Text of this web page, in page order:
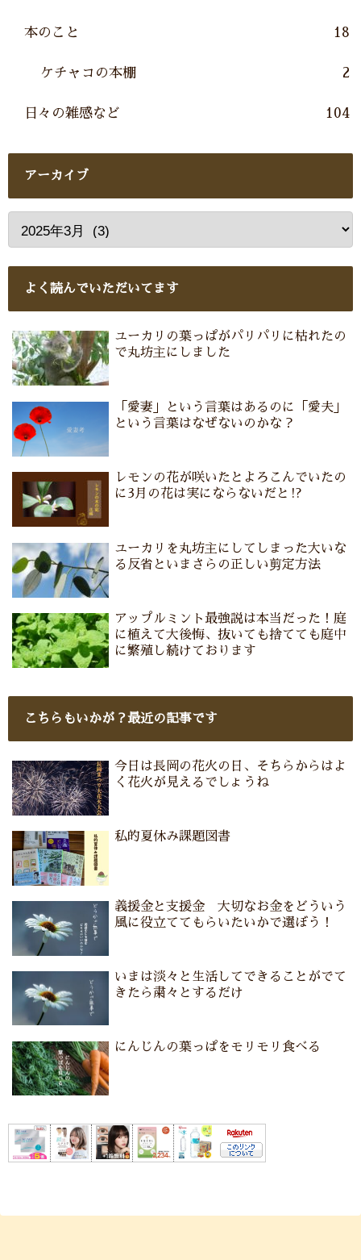
本のこと 18
ケチャコの本棚 2
日々の雑感など 104
アーカイブ
よく読んでいただいてます
ユーカリの葉っぱがパリパリに枯れたの
で丸坊主にしました
「愛妻」という言葉はあるのに「愛夫」
という言葉はなぜないのかな？
レモンの花が咲いたとよろこんでいたの
に3月の花は実にならないだと⁉
ユーカリを丸坊主にしてしまった大いな
る反省といまさらの正しい剪定方法
アップルミント最強説は本当だった！庭
に植えて大後悔、抜いても捨てても庭中
に繁殖し続けております
こちらもいかが？最近の記事です
今日は長岡の花火の日、そちらからはよ
く花火が見えるでしょうね
私的夏休み課題図書
義援金と支援金 大切なお金をどういう
風に役立ててもらいたいかで選ぼう！
いまは淡々と生活してできることがでて
きたら粛々とするだけ
にんじんの葉っぱをモリモリ食べる